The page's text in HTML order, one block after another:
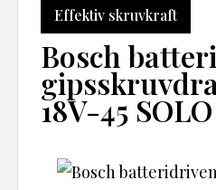
Effektiv skruvkraft
Bosch
18V-45 SOLO